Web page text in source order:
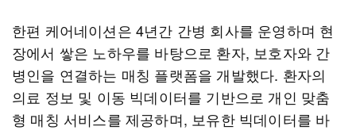
한편 케어네이션은 4년간 간병 회사를 운영하며 현
장에서 쌓은 노하우를 바탕으로 환자, 보호자와 간
병인을 연결하는 매칭 플랫폼을 개발했다. 환자의
의료 정보 및 이동 빅데이터를 기반으로 개인 맞춤
형 매칭 서비스를 제공하며, 보유한 빅데이터를 바